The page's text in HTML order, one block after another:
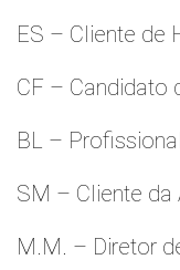
ES – Cliente de
CF – Candidato
BL –
SM – Cliente da
M.M. – Diretor